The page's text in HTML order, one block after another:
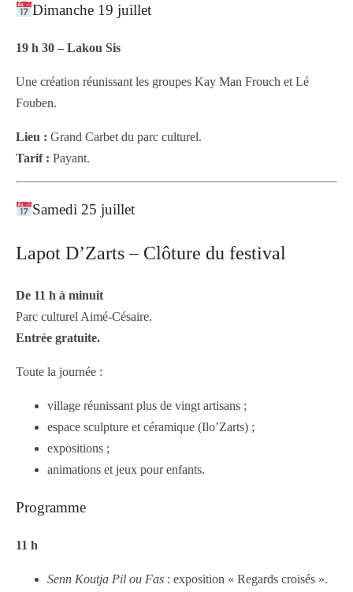
Dimanche 19 juillet
19 h 30 – Lakou Sis
Une création réunissant les groupes Kay Man Frouch et Lé
Fouben.
Lieu : Grand Carbet du parc culturel.
Tarif : Payant.
Samedi 25 juillet
Lapot D’Zarts – Clôture du festival
De 11 h à minuit
Parc culturel Aimé-Césaire.
Entrée gratuite.
Toute la journée :
village réunissant plus de vingt artisans ;
espace sculpture et céramique (Ilo’Zarts) ;
expositions ;
animations et jeux pour enfants.
Programme
11 h
Senn Koutja Pil ou Fas : exposition « Regards croisés ».